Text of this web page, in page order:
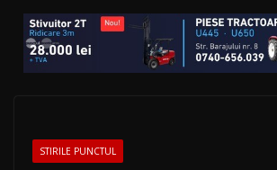
STIRILE PUNCTUL